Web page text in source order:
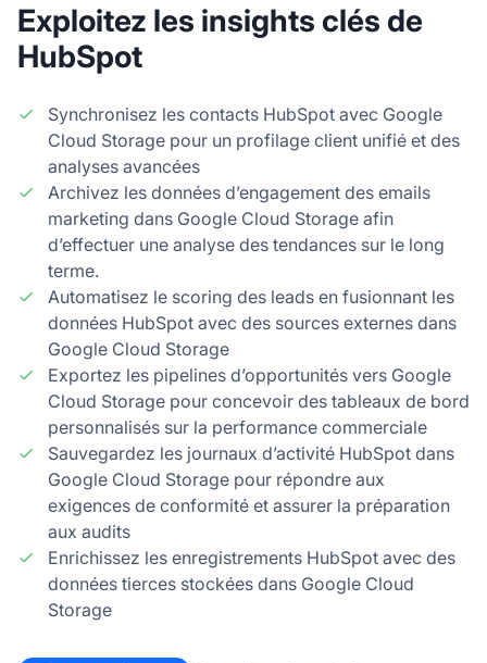
Exploitez les insights clés de
HubSpot
Synchronisez les contacts HubSpot avec Google
Cloud Storage pour un profilage client unifié et des
analyses avancées
Archivez les données d’engagement des emails
marketing dans Google Cloud Storage afin
d’effectuer une analyse des tendances sur le long
terme.
Automatisez le scoring des leads en fusionnant les
données HubSpot avec des sources externes dans
Google Cloud Storage
Exportez les pipelines d’opportunités vers Google
Cloud Storage pour concevoir des tableaux de bord
personnalisés sur la performance commerciale
Sauvegardez les journaux d’activité HubSpot dans
Google Cloud Storage pour répondre aux
exigences de conformité et assurer la préparation
aux audits
Enrichissez les enregistrements HubSpot avec des
données tierces stockées dans Google Cloud
Storage